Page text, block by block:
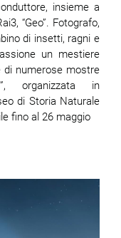
insieme a
“Geo”. Fotografo,
di insetti, ragni e
un mestiere
di numerose mostre
organizzata in
di Storia Naturale
fino al 26 maggio